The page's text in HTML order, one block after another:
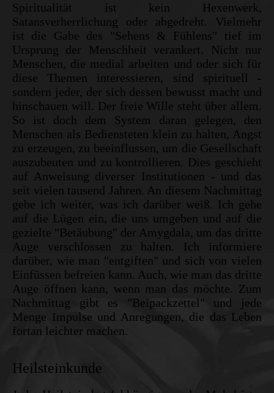
Spiritualität ist kein Hexenwerk,
Satansverherrlichung oder abgedreht. Vielmehr
ist die Gabe des "Sehens & Fühlens" tief im
Ursprung der Menschheit verankert. Nicht nur
Menschen, die medial arbeiten und oder sich für
diese Themen interessieren, sind spirituell -
sondern jeder, der sich dessen bewusst macht und
hinschauen will. Der freie Wille steht über allem.
So ist doch dem System daran gelegen, den
Menschen als Bediensteten klein zu halten, Angst
zu erzeugen, zu beeinflussen, um die Gesellschaft
auszubeuten und zu kontrollieren. Dies geschieht
auf Anweisung diverser Institutionen - und das
seit vielen tausend Jahren. An diesem Nachmittag
gebe ich weiter, was ich darüber weiß. Ich gehe
auf die Lügen ein, die uns umgeben und auf die
gezielte "Betäubung" der Amygdala, um das dritte
Auge verschlossen zu halten. Ich informiere
darüber, wie man "entgiften" und sich von vielen
Einfüssen befreien kann. Auch, wie man das dritte
Auge öffnen kann, wenn man das möchte. Zum
Nachmittag gibt es "Beipackzettel" und jede
Menge Impulse und Anregungen, die das Leben
fortan leichter machen.
Heilsteinkunde